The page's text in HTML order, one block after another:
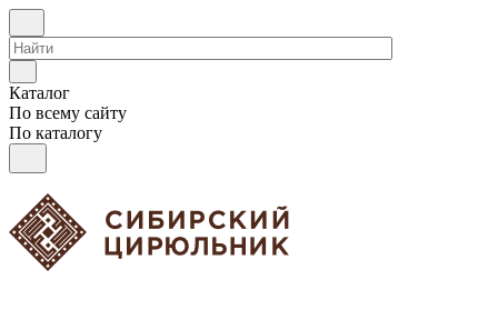
Каталог
По всему сайту
По каталогу